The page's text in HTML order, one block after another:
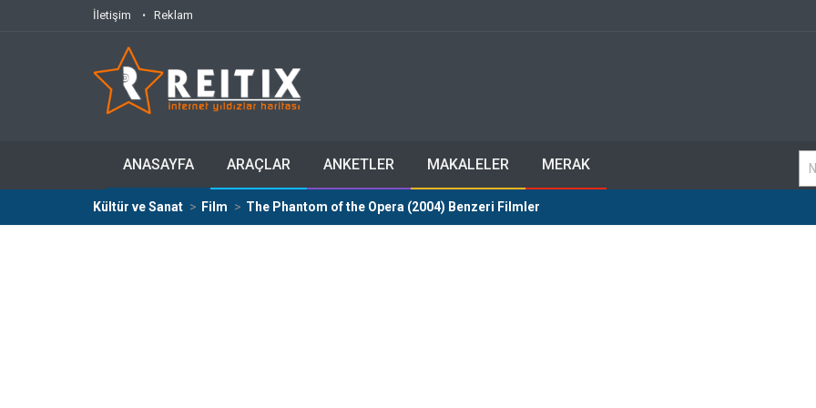
İletişim Reklam
ANASAYFA ARAÇLAR ANKETLER MAKALELER MERAK
Kültür ve Sanat Film The Phantom of the Opera (2004) Benzeri Filmler